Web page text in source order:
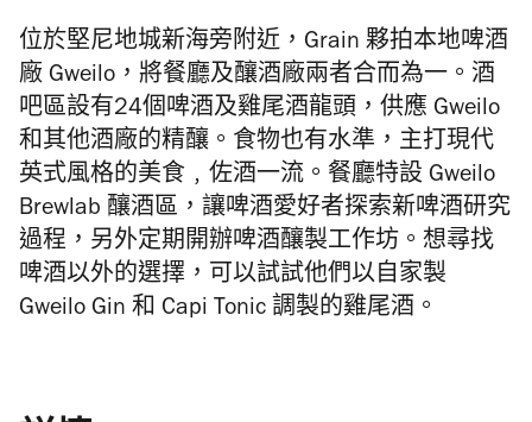
位於堅尼地城新海旁附近，Grain 夥拍本地啤酒
廠 Gweilo，將餐廳及釀酒廠兩者合而為一。酒
吧區設有24個啤酒及雞尾酒龍頭，供應 Gweilo
和其他酒廠的精釀。食物也有水準，主打 現代
英式風格的美食﹐佐酒一流。 餐廳特設 Gweilo
Brewlab 釀酒區，讓啤酒愛好者探索新啤酒研究
過程，另外定期開辦啤酒釀製工作坊。想尋找
啤酒以外的選擇，可以試試他們以自家製
Gweilo Gin 和 Capi Tonic 調製的雞尾酒。